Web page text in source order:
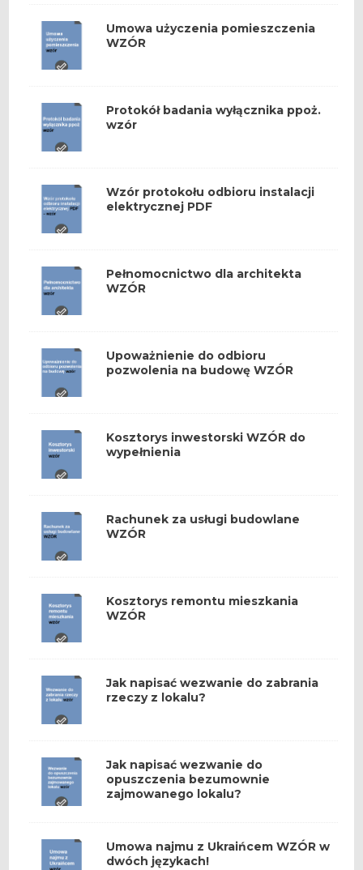
Umowa użyczenia pomieszczenia
WZÓR
Protokół badania wyłącznika ppoż.
wzór
Wzór protokołu odbioru instalacji
elektrycznej PDF
Pełnomocnictwo dla architekta
WZÓR
Upoważnienie do odbioru
pozwolenia na budowę WZÓR
Kosztorys inwestorski WZÓR do
wypełnienia
Rachunek za usługi budowlane
WZÓR
Kosztorys remontu mieszkania
WZÓR
Jak napisać wezwanie do zabrania
rzeczy z lokalu?
Jak napisać wezwanie do
opuszczenia bezumownie
zajmowanego lokalu?
Umowa najmu z Ukraińcem WZÓR w
dwóch językach!